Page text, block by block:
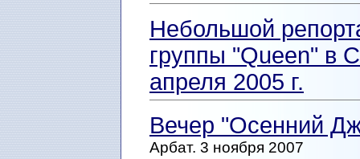
Небольшой
группы "Queen" в
апреля 2005 г.
Вечер "Осенний
Арбат. 3 ноября 2007